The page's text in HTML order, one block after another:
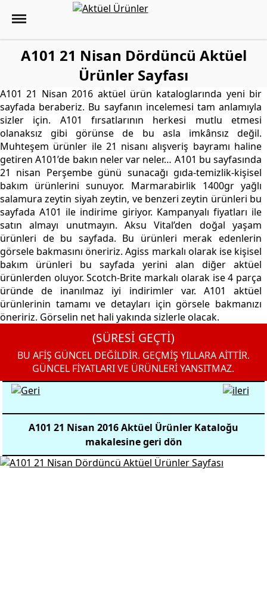
A101 21 Nisan Dördüncü Aktüel
Ürünler Sayfası
A101 21 Nisan 2016 aktüel ürün kataloglarında yeni bir
sayfada beraberiz. Bu sayfanın incelemesi tam anlamıyla
sizler için. A101 fırsatlarının herkesi mutlu etmesi
olanaksız gibi görünse de bu asla imkânsız değil.
Muhteşem ürünler ile 21 nisanı alışveriş bayramı haline
getiren A101’de bakın neler var neler… A101 bu sayfasında
21 nisan Perşembe günü sunacağı gıda-temizlik-kişisel
bakım ürünlerini sunuyor. Marmarabirlik 1400gr yağlı
salamura zeytin siyah zeytin, ve benzeri zeytin ürünleri bu
sayfada A101 ile indirime giriyor. Kampanyalı fiyatları ile
satın almayı unutmayın. Aksu Vital’den doğal yaşam
ürünleri de bu sayfada. Bu ürünleri merak edenlerin
görsele bakmasını öneririz. Agiss markalı olarak ise kişisel
bakım ürünleri bu sayfada yerini alan diğer aktüel
ürünlerden oluyor. Scotch-Brite markalı olarak ise 4 parça
üründe de inanılmaz iyi indirimler var. A101 aktüel
ürünlerinin tamamı ve detayları için görsele bakmanızı
öneririz. Görselin net hali yakında sizlerle olacak.
(SÜRESİ GEÇTİ)
BU AFİŞ GÜNCEL DEĞİLDİR. GEÇMİŞ YILLARA AİTTİR.
GÜNCEL FİYATLARI VE ÜRÜNLERİ YANSITMAZ.
A101 21 Nisan 2016 Aktüel Ürünler Kataloğu
makalesine geri dön